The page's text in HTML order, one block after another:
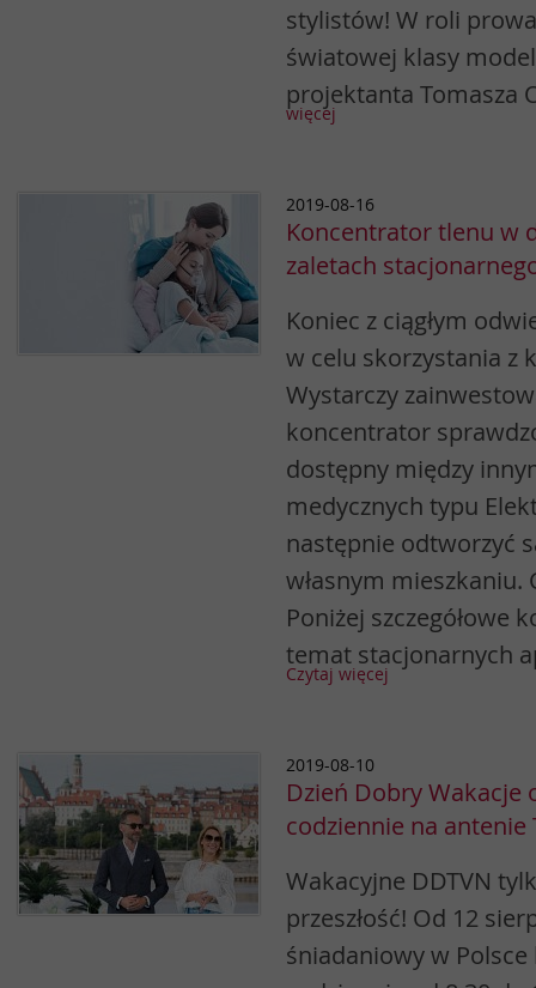
stylistów! W roli
światowej klasy
projektanta Tomasza
więcej
2019-08-16
Koncentrator tlenu w
zaletach
Koniec z ciągłym
w celu skorzystania z
Wystarczy
koncentrator
dostępny między
medycznych typu
następnie odtworzyć
własnym mieszkaniu.
Poniżej szczegółowe
temat stacjonarnych
Czytaj więcej
2019-08-10
Dzień Dobry Wakacje
codziennie na antenie
Wakacyjne DDTVN
przeszłość! Od 12
śniadaniowy w